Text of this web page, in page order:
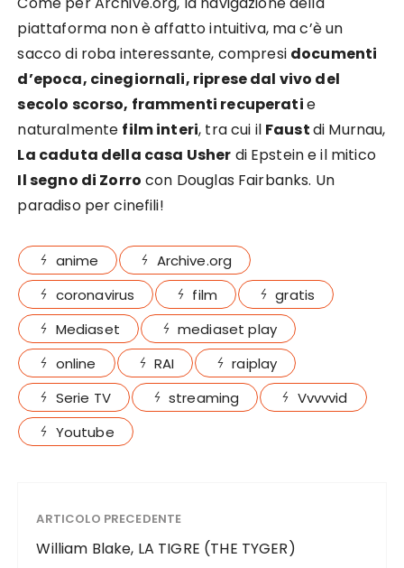
piattaforma non è affatto intuitiva, ma c’è un
sacco di roba interessante, compresi documenti
d’epoca, cinegiornali, riprese dal vivo del
secolo scorso, frammenti recuperatie
naturalmente film interi, tra cui il Faustdi Murnau,
La caduta della casa Usher di Epstein e il mitico
Il segno di Zorro con Douglas Fairbanks. Un
paradiso per cinefili!
anime
Archive.org
coronavirus
film
gratis
Mediaset
mediaset play
online
RAI
raiplay
Serie TV
streaming
Vvvvvid
Youtube
ARTICOLO PRECEDENTE
William Blake, LA TIGRE (THE TYGER)